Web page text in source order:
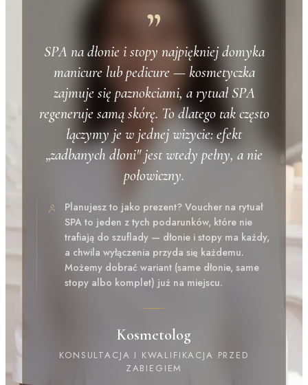
”
SPA na dłonie i stopy najpiękniej domyka
manicure lub pedicure — kosmetyczka
zajmuje się paznokciami, a rytuał SPA
regeneruje samą skórę. To dlatego tak często
łączymy je w jednej wizycie: efekt
„zadbanych dłoni" jest wtedy pełny, a nie
połowiczny.
Planujesz to jako prezent? Voucher na rytuał
SPA to jeden z tych podarunków, które nie
trafiają do szuflady — dłonie i stopy ma każdy,
a chwila wyłączenia przyda się każdemu.
Możemy dobrać wariant (same dłonie, same
stopy albo komplet) już na miejscu.
Kosmetolog
KONSULTACJA I KWALIFIKACJA PRZED
ZABIEGIEM